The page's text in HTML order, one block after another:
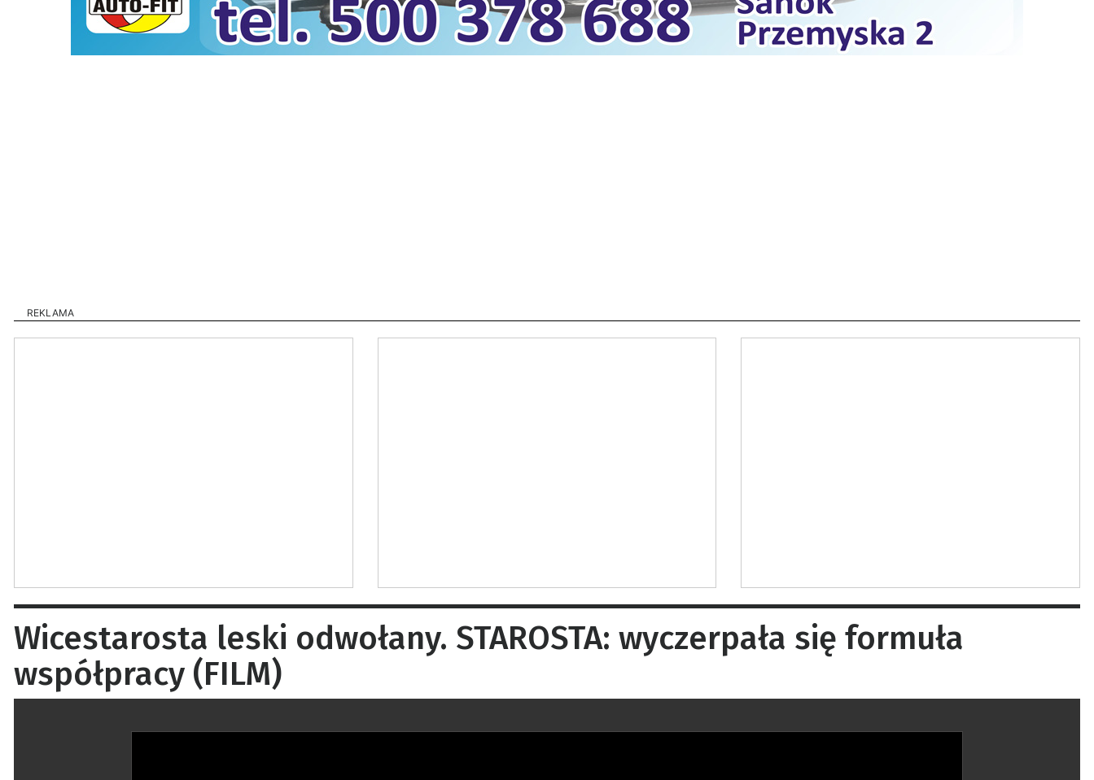
REKLAMA
Wicestarosta leski odwołany. STAROSTA: wyczerpała się formuła
współpracy (FILM)